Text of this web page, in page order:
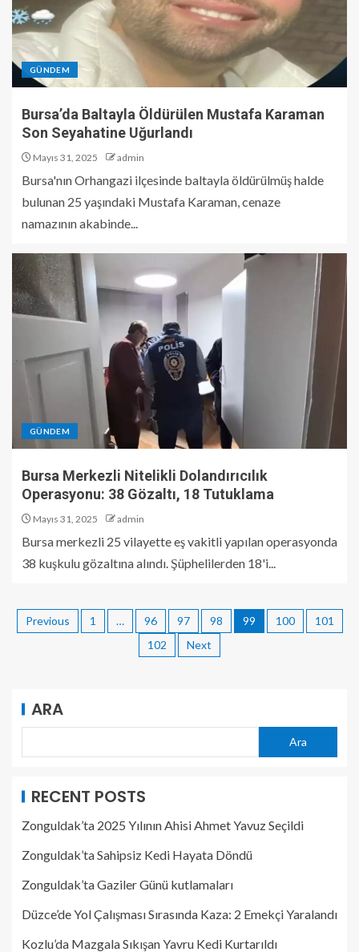
GÜNDEM
Bursa’da Baltayla Öldürülen Mustafa Karaman
Son Seyahatine Uğurlandı
Mayıs 31, 2025 admin
Bursa'nın Orhangazi ilçesinde baltayla öldürülmüş halde
bulunan 25 yaşındaki Mustafa Karaman, cenaze
namazının akabinde...
GÜNDEM
Bursa Merkezli Nitelikli Dolandırıcılık
Operasyonu: 38 Gözaltı, 18 Tutuklama
Mayıs 31, 2025 admin
Bursa merkezli 25 vilayette eş vakitli yapılan operasyonda
38 kuşkulu gözaltına alındı. Şüphelilerden 18'i...
Previous 1 … 96 97 98 99 100
101
102
Next
ARA
Ara
RECENT POSTS
Zonguldak’ta 2025 Yılının Ahisi Ahmet Yavuz Seçildi
Zonguldak’ta Sahipsiz Kedi Hayata Döndü
Zonguldak’ta Gaziler Günü kutlamaları
Düzce’de Yol Çalışması Sırasında Kaza: 2 Emekçi Yaralandı
Kozlu’da Mazgala Sıkışan Yavru Kedi Kurtarıldı